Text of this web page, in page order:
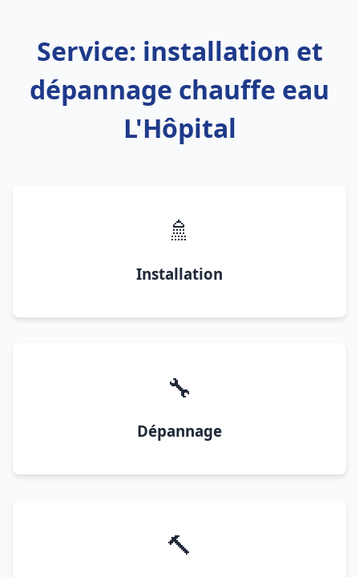
Service: installation et
dépannage chauffe eau
L'Hôpital
🚿
Installation
🔧
Dépannage
🔨